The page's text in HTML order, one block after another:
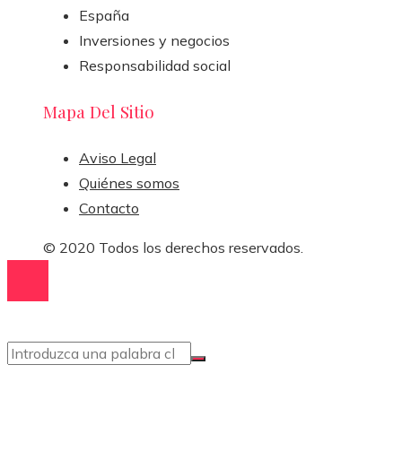
España
Inversiones y negocios
Responsabilidad social
Mapa Del Sitio
Aviso Legal
Quiénes somos
Contacto
© 2020 Todos los derechos reservados.